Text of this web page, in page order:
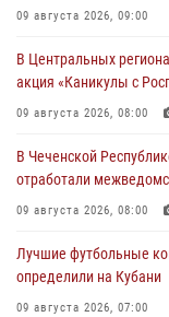
09 августа 2026, 09:00
В Центральных
акция «Каникулы с
09 августа 2026, 08:00
В Чеченской
отработали
09 августа 2026, 08:00
Лучшие футбольные
определили на Кубани
09 августа 2026, 07:00